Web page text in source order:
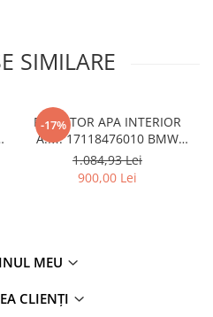
SIMILARE
-17%
RADIATOR APA INTERIOR
A.M. 17118476010 BMW
Seria 5G30
1.084,93 Lei
900,00 Lei
MEU
CLIENȚI